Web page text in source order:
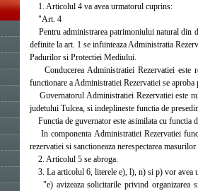
1. Articolul 4 va avea urmatorul cuprins:
"Art. 4
Pentru administrarea patrimoniului natural din
definite la art. 1 se infiinteaza Administratia
Padurilor si Protectiei Mediului.
Conducerea Administratiei Rezervatiei este
functionare a Administratiei Rezervatiei se
Guvernatorul Administratiei Rezervatiei este
judetului Tulcea, si indeplineste functia de
Functia de guvernator este asimilata cu functia
In componenta Administratiei Rezervatiei
rezervatiei si sanctioneaza nerespectarea
2. Articolul 5 se abroga.
3. La articolul 6, literele e), l), n) si p) vor avea
"e) avizeaza solicitarile privind organizarea